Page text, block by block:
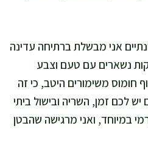
אני מבשלת ברתיחה עדינה
נשארים עם טעם וצבע
חומוס משימורים היטב, כי זה
לכם זמן, השריה ובישול ביתי
במיוחד, ואני מרגישה שהבטן